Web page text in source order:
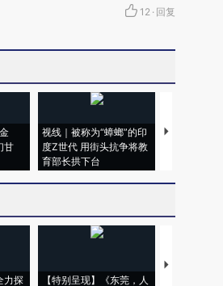
12 · 回复
甘
视线｜被称为“蟑螂”的印
度Z世代 用街头抗争将教
育部长拱下台
视线｜“入侵
力探 【特别呈现】《东莞，人
【推广】走